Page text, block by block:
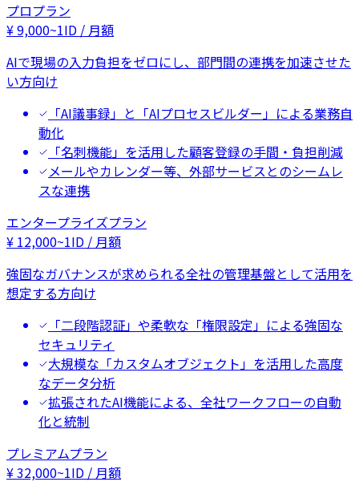
プロプラン
¥9,000~1ID / 月額
AIで現場の入力負担をゼロにし、部門間の連携を加速させた
い方向け
「AI議事録」と「AIプロセスビルダー」による業務自
動化
「名刺機能」を活用した顧客登録の手間・負担削減
メールやカレンダー等、外部サービスとのシームレ
スな連携
エンタープライズプラン
¥ 12,000~1ID / 月額
強固なガバナンスが求められる全社の管理基盤として活用を
想定する方向け
「二段階認証」や柔軟な「権限設定」による強固な
セキュリティ
大規模な「カスタムオブジェクト」を活用した高度
なデータ分析
拡張されたAI機能による、全社ワークフローの自動
化と統制
プレミアムプラン
¥32,000~1ID / 月額